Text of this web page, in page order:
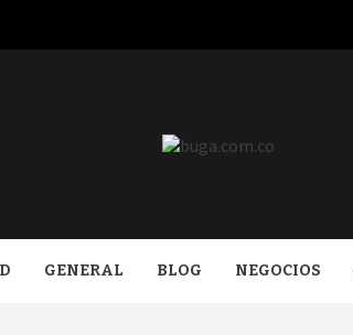
GENERAL BLOG NEGOCIOS